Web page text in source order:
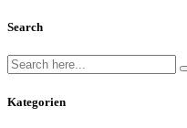
Search
Kategorien